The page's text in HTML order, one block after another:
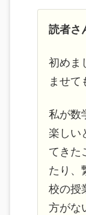
読者さ
初めま
ませて
私が数
楽しい
てきた
たり、
校の授
方がな